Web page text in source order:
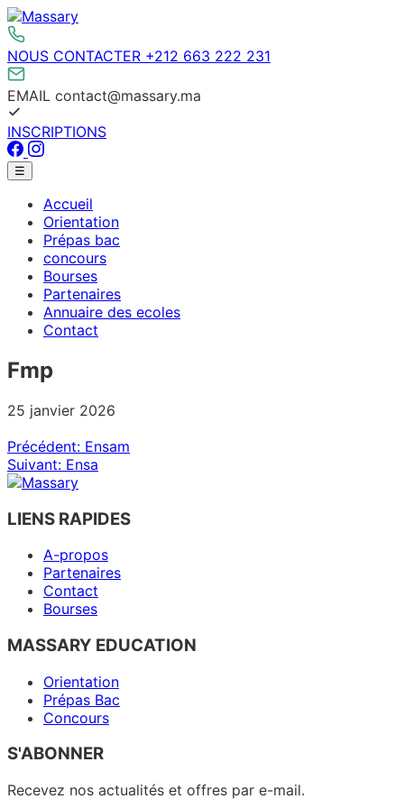
Aller
au
contenu
NOUS CONTACTER +212 663 222 231
EMAIL contact@massary.ma
INSCRIPTIONS
Facebook
Instagram
Menu
principal
☰
Accueil
Orientation
Prépas bac
concours
Bourses
Partenaires
Annuaire des ecoles
Contact
Fmp
25 janvier 2026
Navigation
de
Précédent: Ensam
Suivant: Ensa
LIENS RAPIDES
A-propos
Partenaires
Contact
Bourses
MASSARY EDUCATION
Orientation
Prépas Bac
Concours
S'ABONNER
Recevez nos actualités et offres par e-mail.